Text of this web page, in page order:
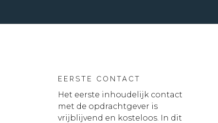
EERSTE CONTACT
Het eerste inhoudelijk contact
met de opdrachtgever is
vrijblijvend en kosteloos. In dit